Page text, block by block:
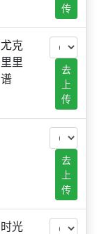
传
尤克
里里
谱
去
上
传
去
上
传
时光